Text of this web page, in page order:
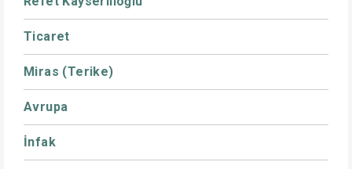
Ticaret
Miras (Terike)
Avrupa
İnfak